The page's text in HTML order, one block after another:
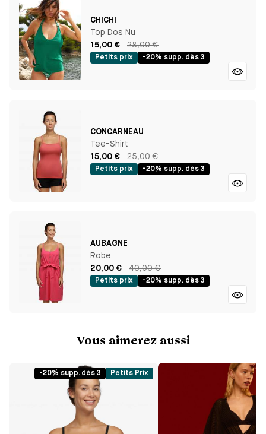
CHICHI
Top Dos Nu
15,00 €
28,00 €
Petits prix -20% supp. dès 3
CONCARNEAU
Tee-Shirt
15,00 €
25,00 €
Petits prix -20% supp. dès 3
AUBAGNE
Robe
20,00 €
40,00 €
Petits prix -20% supp. dès 3
Vous aimerez aussi
-20% supp. dès 3 Petits Prix